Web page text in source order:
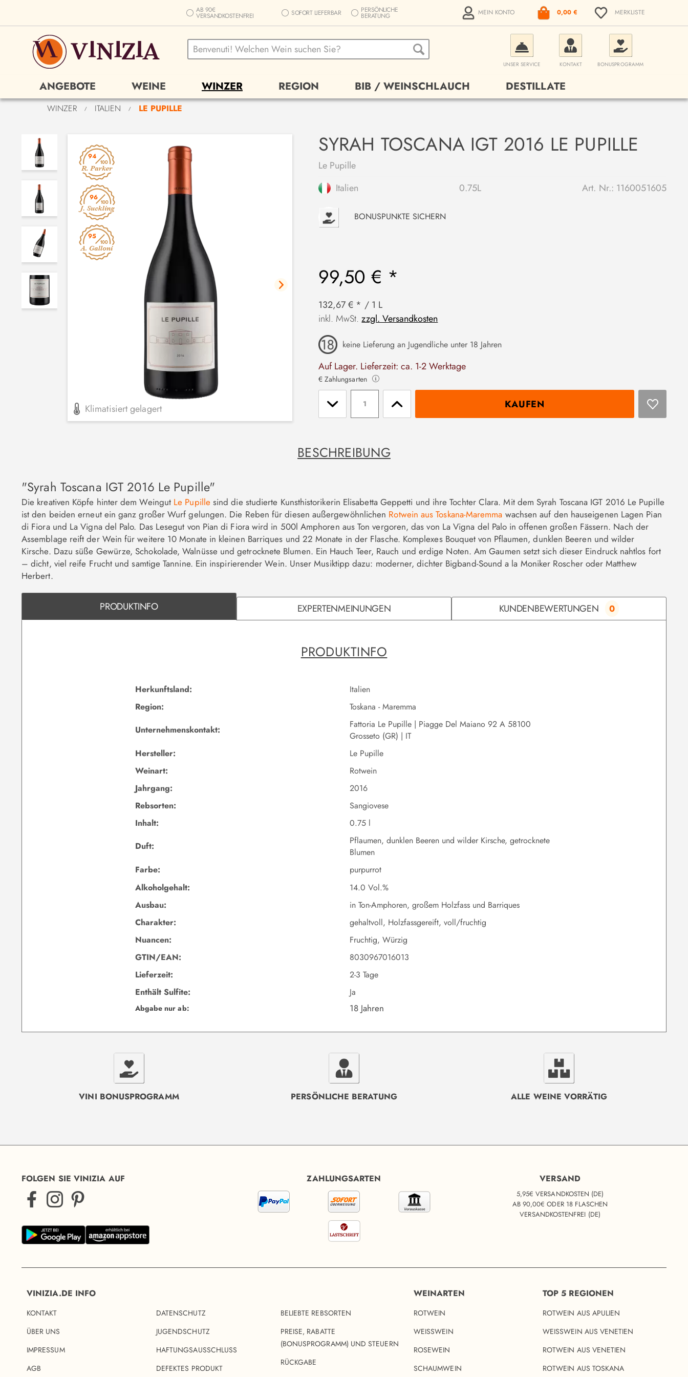
AB 90€
VERSANDKOSTENFREI SOFORT LIEFERBAR PERSÖNLICHE
BERATUNG MEIN KONTO 0,00 € MERKLISTE
UNSER SERVICE KONTAKT BONUSPROGRAMM
ANGEBOTE WEINE WINZER REGION BIB / WEINSCHLAUCH DESTILLATE
WINZER / ITALIEN / LE PUPILLE
94
96
95
Klimatisiert gelagert
SYRAH TOSCANA IGT 2016 LE PUPILLE
Le Pupille
Italien
0.75L Art. Nr.: 1160051605
P BONUSPUNKTE SICHERN
99,50 € *
132,67 € * / 1 L
inkl. MwSt.zzgl. Versandkosten
keine Lieferung an Jugendliche unter 18 Jahren
Auf Lager. Lieferzeit: ca. 1-2 Werktage
€ Zahlungsarten
KAUFEN
BESCHREIBUNG
"Syrah Toscana IGT 2016 Le Pupille"
Die kreativen Köpfe hinter dem Weingut Le Pupillesind die studierte Kunsthistorikerin Elisabetta Geppetti und ihre Tochter Clara. Mit dem Syrah Toscana IGT 2016 Le Pupille
ist den beiden erneut ein ganz großer Wurf gelungen. Die Reben für diesen außergewöhnlichen Rotwein aus Toskana-Maremma wachsen auf den hauseigenen Lagen Pian
di Fiora und La Vigna del Palo. Das Lesegut von Pian di Fiora wird in 500l Amphoren aus Ton vergoren, das von La Vigna del Palo in offenen großen Fässern. Nach der
Assemblage reift der Wein für weitere 10 Monate in kleinen Barriques und 22 Monate in der Flasche. Komplexes Bouquet von Pflaumen, dunklen Beeren und wilder
Kirsche. Dazu süße Gewürze, Schokolade, Walnüsse und getrocknete Blumen. Ein Hauch Teer, Rauch und erdige Noten. Am Gaumen setzt sich dieser Eindruck nahtlos fort
– dicht, viel reife Frucht und samtige Tannine. Ein inspirierender Wein. Unser Musiktipp dazu: moderner, dichter Bigband-Sound a la Moniker Roscher oder Matthew
Herbert.
PRODUKTINFO EXPERTENMEINUNGEN KUNDENBEWERTUNGEN 0
PRODUKTINFO
Herkunftsland:
Italien
Region:
Toskana - Maremma
Unternehmenskontakt:
Fattoria Le Pupille | Piagge Del Maiano 92 A 58100
Grosseto (GR) | IT
Hersteller:
Le Pupille
Weinart:
Rotwein
Jahrgang:
2016
Rebsorten:
Sangiovese
Inhalt:
0.75 l
Duft:
Pflaumen, dunklen Beeren und wilder Kirsche, getrocknete
Blumen
Farbe:
purpurrot
Alkoholgehalt:
14.0 Vol.%
Ausbau:
in Ton-Amphoren, großem Holzfass und Barriques
Charakter:
gehaltvoll, Holzfassgereift, voll/fruchtig
Nuancen:
Fruchtig, Würzig
GTIN/EAN:
8030967016013
Lieferzeit:
2-3 Tage
Enthält Sulfite:
Ja
Abgabe nur ab: 18 Jahren
VINI BONUSPROGRAMM PERSÖNLICHE BERATUNG ALLE WEINE VORRÄTIG
FOLGEN SIE VINIZIA AUF ZAHLUNGSARTEN VERSAND
5,95€ VERSANDKOSTEN (DE)
AB 90,00€ ODER 18 FLASCHEN
VERSANDKOSTENFREI (DE)
VINIZIA.DE INFO
KONTAKT
ÜBER UNS
IMPRESSUM
AGB
DATENSCHUTZ
JUGENDSCHUTZ
HAFTUNGSAUSSCHLUSS
DEFEKTES PRODUKT
BELIEBTE REBSORTEN
PREISE, RABATTE
(BONUSPROGRAMM) UND STEUERN
RÜCKGABE
WEINARTEN
ROTWEIN
WEISSWEIN
ROSEWEIN
SCHAUMWEIN
TOP 5 REGIONEN
ROTWEIN AUS APULIEN
WEISSWEIN AUS VENETIEN
ROTWEIN AUS VENETIEN
ROTWEIN AUS TOSKANA